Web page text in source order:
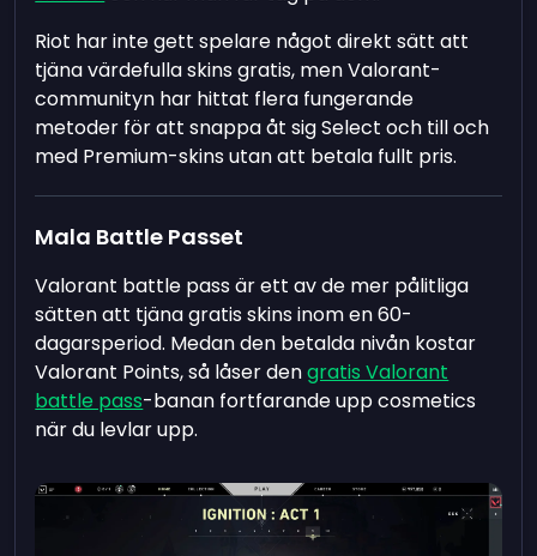
Riot har inte gett spelare något direkt sätt att
tjäna värdefulla skins gratis, men Valorant-
communityn har hittat flera fungerande
metoder för att snappa åt sig Select och till och
med Premium-skins utan att betala fullt pris.
Mala Battle Passet
Valorant battle pass är ett av de mer pålitliga
sätten att tjäna gratis skins inom en 60-
dagarsperiod. Medan den betalda nivån kostar
Valorant Points, så låser dengratis Valorant
battle pass-banan fortfarande upp cosmetics
när du levlar upp.